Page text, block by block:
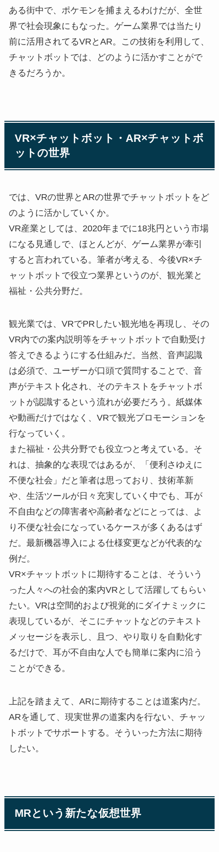
ある街中で、ポケモンを捕まえるわけだが、全世
界で社会現象にもなった。ゲーム業界では当たり
前に活用されてるVRとAR。この技術を利用して、
チャットボットでは、どのように活かすことがで
きるだろうか。
VR×チャットボット・AR×チャットボ
ットの世界
では、VRの世界とARの世界でチャットボットをど
のように活かしていくか。
VR産業としては、2020年までに18兆円という市場
になる見通しで、ほとんどが、ゲーム業界が牽引
すると言われている。筆者が考える、今後VR×チ
ャットボットで役立つ業界というのが、観光業と
福祉・公共分野だ。
観光業では、VRでPRしたい観光地を再現し、その
VR内での案内説明等をチャットボットで自動受け
答えできるようにする仕組みだ。当然、音声認識
は必須で、ユーザーが口頭で質問することで、音
声がテキスト化され、そのテキストをチャットボ
ットが認識するという流れが必要だろう。紙媒体
や動画だけではなく、VRで観光プロモーションを
行なっていく。
また福祉・公共分野でも役立つと考えている。そ
れは、抽象的な表現ではあるが、「便利さゆえに
不便な社会」だと筆者は思っており、技術革新
や、生活ツールが日々充実していく中でも、耳が
不自由などの障害者や高齢者などにとっては、よ
り不便な社会になっているケースが多くあるはず
だ。最新機器導入による仕様変更などが代表的な
例だ。
VR×チャットボットに期待することは、そういう
った人々への社会的案内VRとして活躍してもらい
たい。VRは空間的および視覚的にダイナミックに
表現しているが、そこにチャットなどのテキスト
メッセージを表示し、且つ、やり取りを自動化す
るだけで、耳が不自由な人でも簡単に案内に沿う
ことができる。
上記を踏まえて、ARに期待することは道案内だ。
ARを通して、現実世界の道案内を行ない、チャッ
トボットでサポートする。そういった方法に期待
したい。
MRという新たな仮想世界